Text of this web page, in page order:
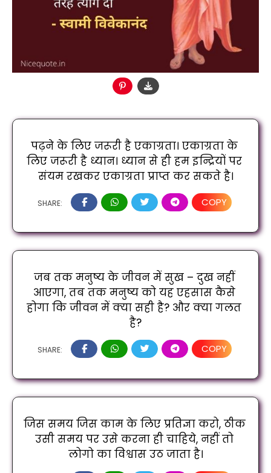
पढ़ने के लिए जरूरी है एकाग्रता। एकाग्रता के
लिए जरूरी है ध्यान। ध्यान से ही हम इन्द्रियों पर
संयम रखकर एकाग्रता प्राप्त कर सकते है।
SHARE: COPY
जब तक मनुष्य के जीवन में सुख – दुख नहीं
आएगा, तब तक मनुष्य को यह एहसास कैसे
होगा कि जीवन में क्या सही है? और क्या गलत
है?
SHARE: COPY
जिस समय जिस काम के लिए प्रतिज्ञा करो, ठीक
उसी समय पर उसे करना ही चाहिये, नहीं तो
लोगो का विश्वास उठ जाता है।